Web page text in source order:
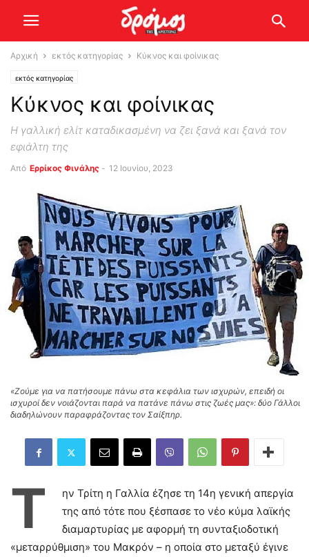
Αρχική εκτός κατηγορίας Κύκνος και φοίνικας
εκτός κατηγορίας
Κύκνος και φοίνικας
Η γαλλική ελίτ καταδικασμένη να ζει ξανά και ξανά τον
εφιάλτη της
Από Ερρίκος Φινάλης - 12 Ιουνίου, 2023
«Ζούμε για να πατήσουμε πάνω στα κεφάλια των ισχυρών, επειδή οι
ισχυροί δεν νοιάζονται παρά να πατάνε πάνω στις ζωές μας»: δύο Γάλλοι
διαδηλώνουν παραφράζοντας τον Σαίξπηρ.
Τ
ην Τρίτη η Γαλλία έζησε τη 14η γενική απεργία
της από τότε που ξέσπασε το νέο κύμα λαϊκής
διαμαρτυρίας με αφορμή τη συνταξιοδοτική
«μεταρρύθμιση» του Μακρόν – η οποία στο μεταξύ έγινε